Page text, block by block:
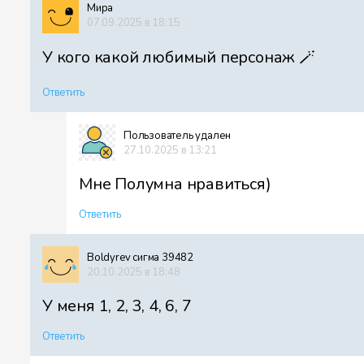
Мира
07.09.2025 в 18:15
У кого какой любимый персонаж 🪄
Ответить
Пользователь удален
27.10.2025 в 13:21
Мне Полумна нравиться)
Ответить
Boldyrev сигма 39482
20.10.2025 в 18:48
У меня 1, 2, 3, 4, 6, 7
Ответить